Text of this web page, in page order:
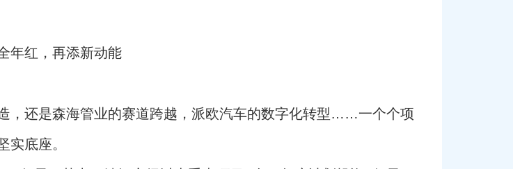
年红，再添新动能
，还是森海管业的赛道跨越，派欧汽车的数字化转型……一个个项
实底座。